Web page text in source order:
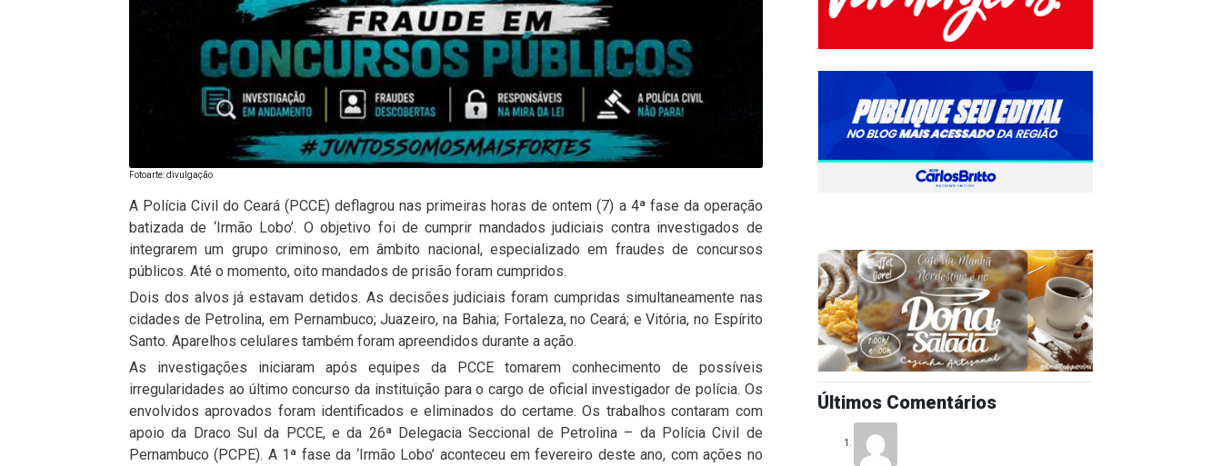
Fotoarte: divulgação
A Polícia Civil do Ceará (PCCE) deflagrou nas primeiras horas de ontem (7) a 4ª fase da operação
batizada de ‘Irmão Lobo’. O objetivo foi de cumprir mandados judiciais contra investigados de
integrarem um grupo criminoso, em âmbito nacional, especializado em fraudes de concursos
públicos. Até o momento, oito mandados de prisão foram cumpridos.
Dois dos alvos já estavam detidos. As decisões judiciais foram cumpridas simultaneamente nas
cidades de Petrolina, em Pernambuco; Juazeiro, na Bahia; Fortaleza, no Ceará; e Vitória, no Espírito
Santo. Aparelhos celulares também foram apreendidos durante a ação.
As investigações iniciaram após equipes da PCCE tomarem conhecimento de possíveis
irregularidades ao último concurso da instituição para o cargo de oficial investigador de polícia. Os
envolvidos aprovados foram identificados e eliminados do certame. Os trabalhos contaram com
apoio da Draco Sul da PCCE, e da 26ª Delegacia Seccional de Petrolina – da Polícia Civil de
Pernambuco (PCPE). A 1ª fase da ‘Irmão Lobo’ aconteceu em fevereiro deste ano, com ações no
Últimos Comentários